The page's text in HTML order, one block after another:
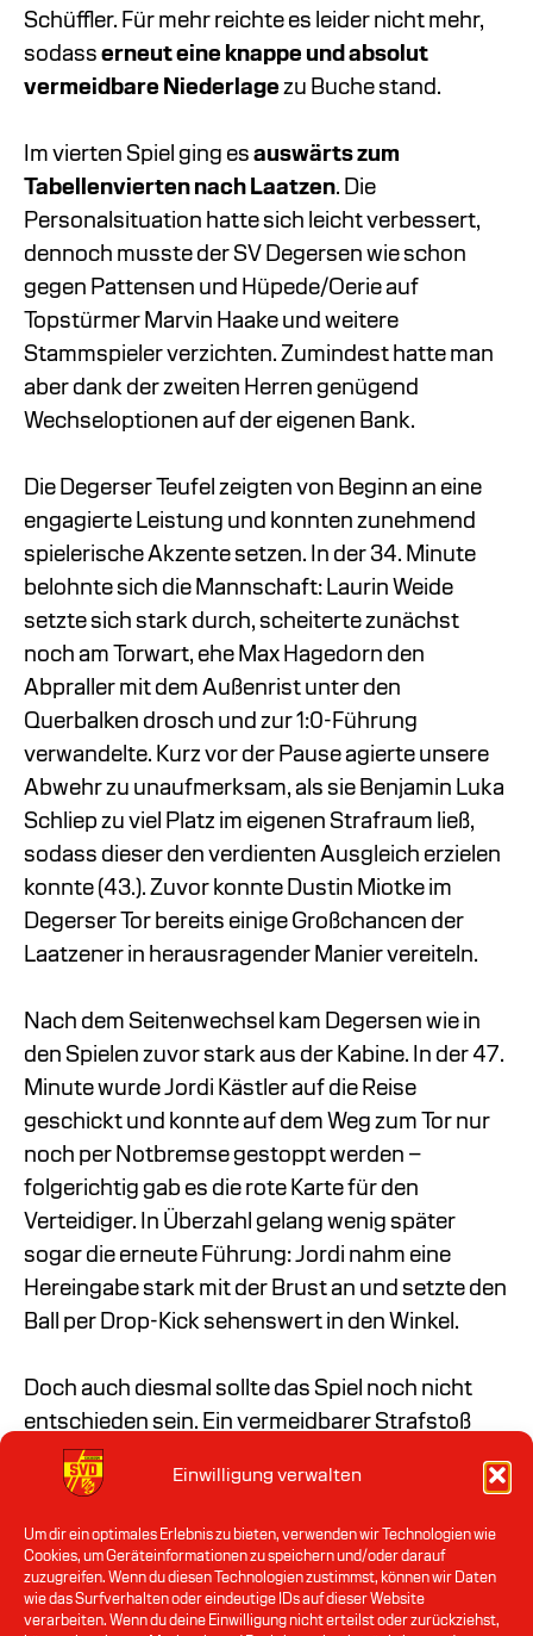
Einwilligung verwalten
Um dir ein optimales Erlebnis zu bieten, verwenden wir Technologien wie
Cookies, um Geräteinformationen zu speichern und/oder darauf
zuzugreifen. Wenn du diesen Technologien zustimmst, können wir Daten
wie das Surfverhalten oder eindeutige IDs auf dieser Website
verarbeiten. Wenn du deine Einwilligung nicht erteilst oder zurückziehst,
Schüffler. Für mehr reichte es leider nicht mehr,
sodass erneut eine knappe und absolut
vermeidbare Niederlage zu Buche stand.
Im vierten Spiel ging es auswärts zum
Tabellenvierten nach Laatzen. Die
Personalsituation hatte sich leicht verbessert,
dennoch musste der SV Degersen wie schon
gegen Pattensen und Hüpede/Oerie auf
Topstürmer Marvin Haake und weitere
Stammspieler verzichten. Zumindest hatte man
aber dank der zweiten Herren genügend
Wechseloptionen auf der eigenen Bank.
Die Degerser Teufel zeigten von Beginn an eine
engagierte Leistung und konnten zunehmend
spielerische Akzente setzen. In der 34. Minute
belohnte sich die Mannschaft: Laurin Weide
setzte sich stark durch, scheiterte zunächst
noch am Torwart, ehe Max Hagedorn den
Abpraller mit dem Außenrist unter den
Querbalken drosch und zur 1:0-Führung
verwandelte. Kurz vor der Pause agierte unsere
Abwehr zu unaufmerksam, als sie Benjamin Luka
Schliep zu viel Platz im eigenen Strafraum ließ,
sodass dieser den verdienten Ausgleich erzielen
konnte (43.). Zuvor konnte Dustin Miotke im
Degerser Tor bereits einige Großchancen der
Laatzener in herausragender Manier vereiteln.
Nach dem Seitenwechsel kam Degersen wie in
den Spielen zuvor stark aus der Kabine. In der 47.
Minute wurde Jordi Kästler auf die Reise
geschickt und konnte auf dem Weg zum Tor nur
noch per Notbremse gestoppt werden –
folgerichtig gab es die rote Karte für den
Verteidiger. In Überzahl gelang wenig später
sogar die erneute Führung: Jordi nahm eine
Hereingabe stark mit der Brust an und setzte den
Ball per Drop-Kick sehenswert in den Winkel.
Doch auch diesmal sollte das Spiel noch nicht
entschieden sein. Ein vermeidbarer Strafstoß
ermöglichte Laatzen den 2:2-Ausgleich (63.), in
der Schlussphase konnte Laatzen das Spiel
Mannschaft gab sich jedoch nicht auf und warf in
den letzten Minuten alles nach vorne. Sekunden
vor dem Schlusspfiff belohnte sich der SV